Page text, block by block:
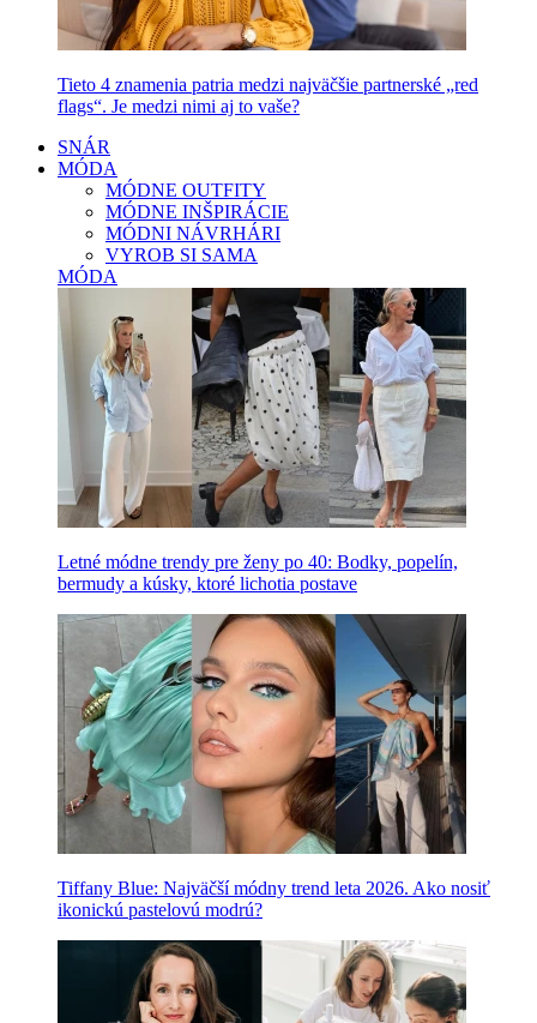
Tieto 4 znamenia patria medzi najväčšie partnerské „red
flags“. Je medzi nimi aj to vaše?
SNÁR
MÓDA
MÓDNE OUTFITY
MÓDNE INŠPIRÁCIE
MÓDNI NÁVRHÁRI
VYROB SI SAMA
MÓDA
Letné módne trendy pre ženy po 40: Bodky, popelín,
bermudy a kúsky, ktoré lichotia postave
Tiffany Blue: Najväčší módny trend leta 2026. Ako nosiť
ikonickú pastelovú modrú?